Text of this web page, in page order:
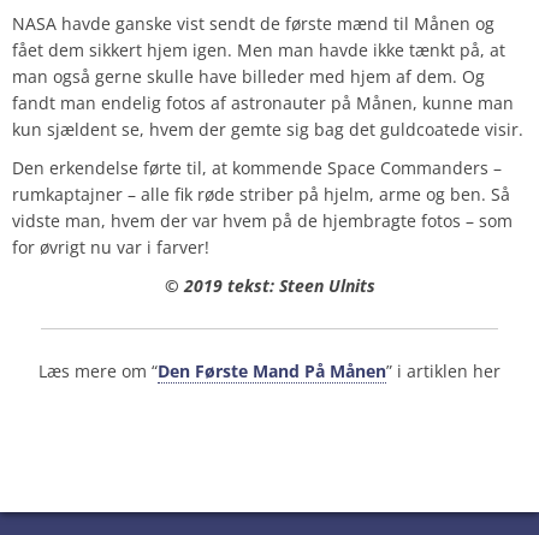
NASA havde ganske vist sendt de første mænd til Månen og
fået dem sikkert hjem igen. Men man havde ikke tænkt på, at
man også gerne skulle have billeder med hjem af dem. Og
fandt man endelig fotos af astronauter på Månen, kunne man
kun sjældent se, hvem der gemte sig bag det guldcoatede visir.
Den erkendelse førte til, at kommende Space Commanders –
rumkaptajner – alle fik røde striber på hjelm, arme og ben. Så
vidste man, hvem der var hvem på de hjembragte fotos – som
for øvrigt nu var i farver!
© 2019 tekst: Steen Ulnits
Læs mere om “Den Første Mand På Månen” i artiklen her